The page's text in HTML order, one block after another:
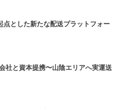
とした新たな配送プラットフォー
と資本提携〜山陰エリアへ実運送